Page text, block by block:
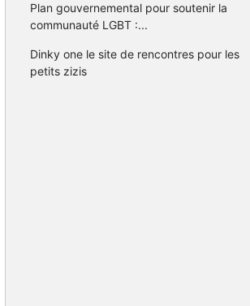
Plan gouvernemental pour soutenir la
communauté LGBT :...
Dinky one le site de rencontres pour les
petits zizis